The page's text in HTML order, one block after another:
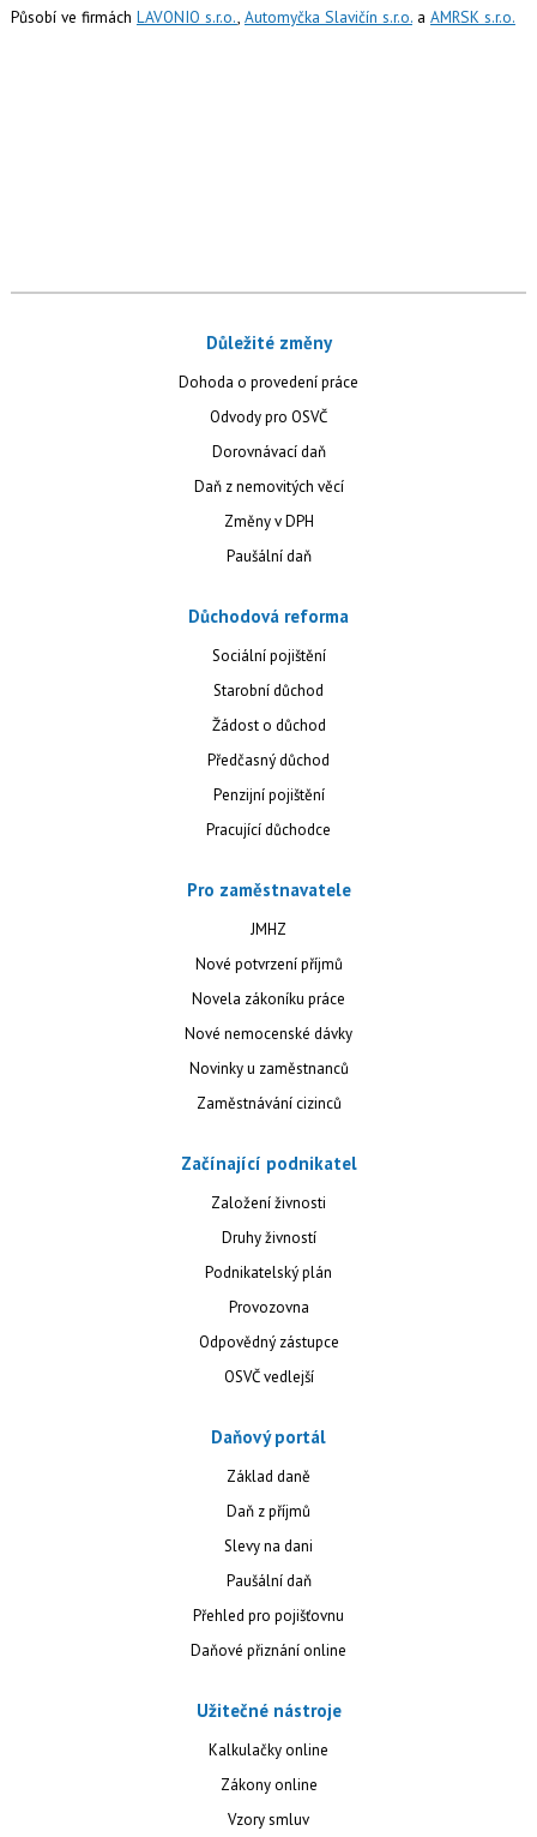
Působí ve firmách LAVONIO s.r.o., Automyčka Slavičín s.r.o.a AMRSK s.r.o.
Důležité změny
Dohoda o provedení práce
Odvody pro OSVČ
Dorovnávací daň
Daň z nemovitých věcí
Změny v DPH
Paušální daň
Důchodová reforma
Sociální pojištění
Starobní důchod
Žádost o důchod
Předčasný důchod
Penzijní pojištění
Pracující důchodce
Pro zaměstnavatele
JMHZ
Nové potvrzení příjmů
Novela zákoníku práce
Nové nemocenské dávky
Novinky u zaměstnanců
Zaměstnávání cizinců
Začínající podnikatel
Založení živnosti
Druhy živností
Podnikatelský plán
Provozovna
Odpovědný zástupce
OSVČ vedlejší
Daňový portál
Základ daně
Daň z příjmů
Slevy na dani
Paušální daň
Přehled pro pojišťovnu
Daňové přiznání online
Užitečné nástroje
Kalkulačky online
Zákony online
Vzory smluv